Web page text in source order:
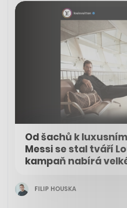
Od šachů k
Messi se stal tváří
kampaň nabírá
FILIP HOUSKA